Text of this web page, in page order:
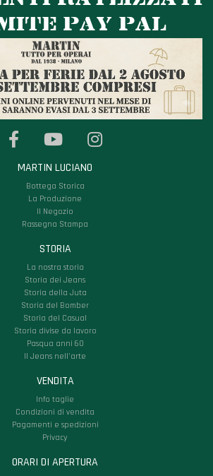
PAY PAL
MARTIN LUCIANO
Bottega Storica
La Produzione
Il Negozio
Rassegna Stampa
STORIA
La nostra storia
Storia dei Jeans
Storia della Juta
Storia del Bomber
Storia del Casual
Storia divise da lavoro
Pasqua anni 60
Il Jeans nell'arte
VENDITA
Info taglie
Condizioni di vendita
Pagamenti e spedizioni
Privacy
ORARI DI APERTURA